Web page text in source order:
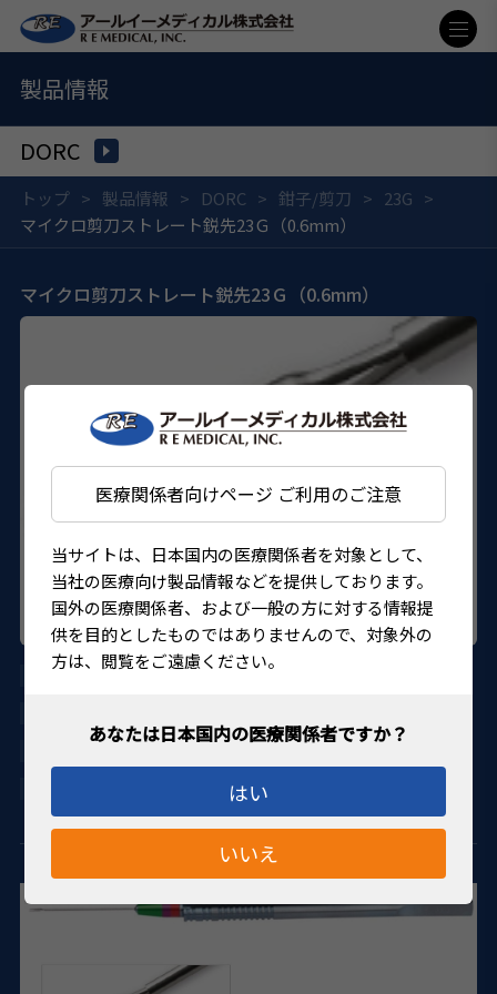
医療関係者向けページ ご利用のご注意
当サイトは、日本国内の医療関係者を対象として、
当社の医療向け製品情報などを提供しております。
国外の医療関係者、および一般の方に対する情報提
供を目的としたものではありませんので、対象外の
方は、閲覧をご遠慮ください。
はい
いいえ
製品情報
DORC
トップ 製品情報 DORC 鉗子/剪刀
23G
マイクロ剪刀ストレート鋭先23Ｇ（0.6mm）
マイクロ剪刀ストレート鋭先23Ｇ（0.6mm）
4580151301882